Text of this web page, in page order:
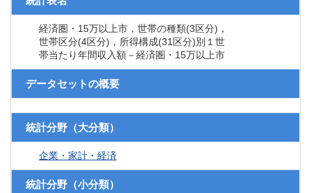
経済圏・15万以上市，世帯の種類(3区分)，
世帯区分(4区分)，所得構成(31区分)別１世
帯当たり年間収入額－経済圏・15万以上市
データセットの概要
統計分野（大分類）
企業・家計・経済
統計分野（小分類）